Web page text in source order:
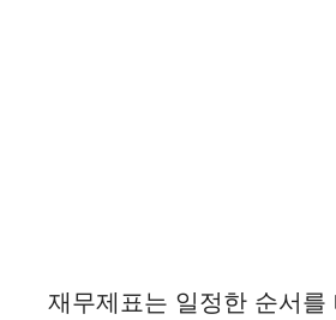
재무제표는 일정한 순서를